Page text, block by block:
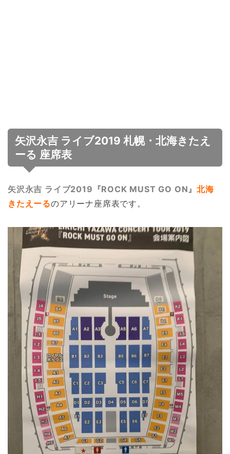
矢沢永吉 ライブ2019 札幌・北海きたえ
ーる 座席表
矢沢永吉 ライブ2019『ROCK MUST GO ON』北海
きたえーるのアリーナ座席表です。